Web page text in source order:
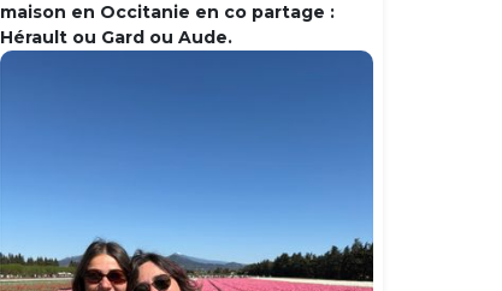
maison en Occitanie en co partage :
Hérault ou Gard ou Aude.